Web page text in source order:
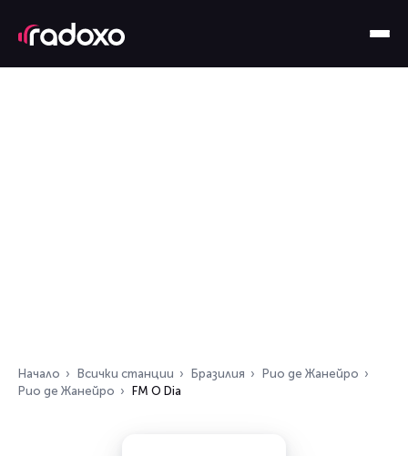
Начало Всички станции Бразилия
Рио де Жанейро
Рио де Жанейро
FM O Dia